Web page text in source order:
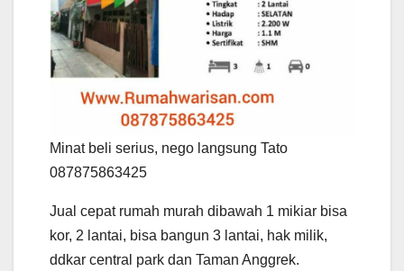
Minat beli serius, nego langsung Tato
087875863425
Jual cepat rumah murah dibawah 1 mikiar bisa
kor, 2 lantai, bisa bangun 3 lantai, hak milik,
ddkar central park dan Taman Anggrek.